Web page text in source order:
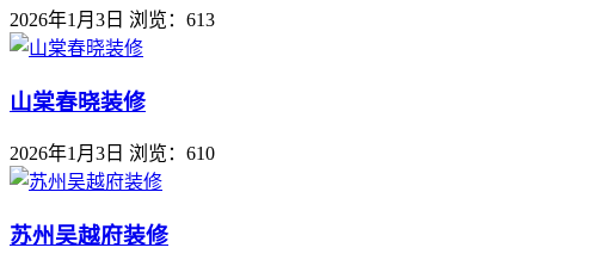
2026年1月3日 浏览：613
山棠春晓装修
2026年1月3日 浏览：610
苏州吴越府装修